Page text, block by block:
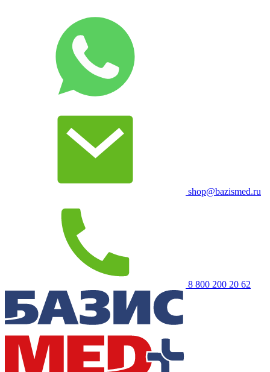
shop@bazismed.ru
8 800 200 20 62